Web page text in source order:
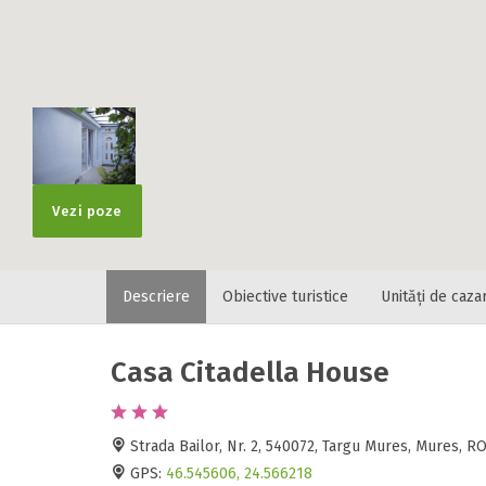
Vezi poze
Descriere Obiective turistice Unități de
Casa Citadella House
Strada Bailor, Nr. 2, 540072, Targu Mures, Mures,
GPS: 46.545606, 24.566218